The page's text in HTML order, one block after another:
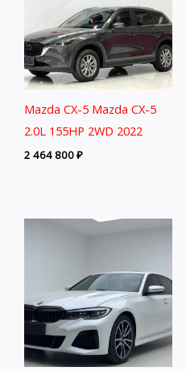
Mazda CX-5 Mazda CX-5
2.0L 155HP 2WD 2022
2 464 800₽